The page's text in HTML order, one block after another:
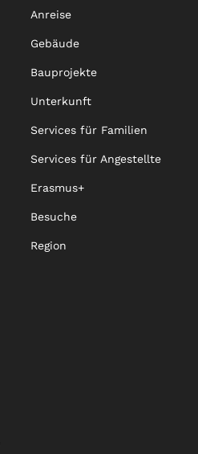
Anreise
Gebäude
Bauprojekte
Unterkunft
Services für Familien
Services für Angestellte
Erasmus+
Besuche
Region